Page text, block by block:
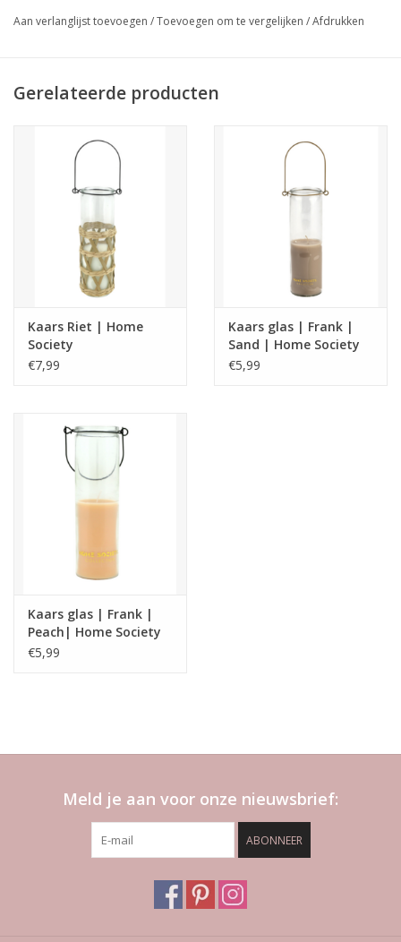
Aan verlanglijst toevoegen /Toevoegen om te vergelijken /Afdrukken
Gerelateerde producten
Kaars Riet | Home
Society
€7,99
Kaars glas | Frank |
Sand | Home Society
€5,99
Kaars glas | Frank |
Peach| Home Society
€5,99
Meld je aan voor onze nieuwsbrief:
ABONNEER